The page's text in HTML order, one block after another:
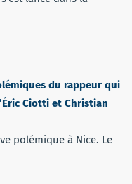
du rappeur qui
Ciotti et Christian
polémique à Nice. Le